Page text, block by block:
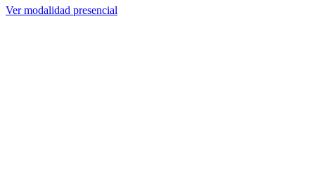
Ver modalidad presencial